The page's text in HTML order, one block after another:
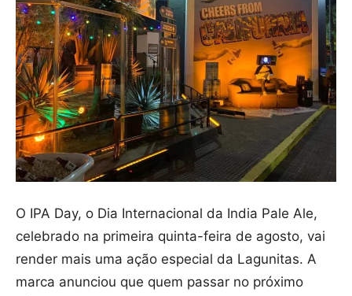
O IPA Day, o Dia Internacional da India Pale Ale,
celebrado na primeira quinta-feira de agosto, vai
render mais uma ação especial da Lagunitas. A
marca anunciou que quem passar no próximo